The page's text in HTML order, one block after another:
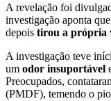
A revelação foi
investigação aponta
depois tirou a própria
A investigação teve
um odor insuportável
Preocupados,
(PMDF), temendo o